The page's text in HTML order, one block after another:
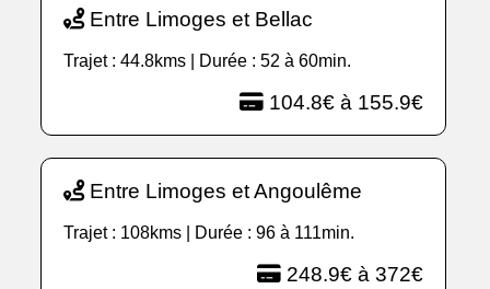
Entre Limoges et Bellac
Trajet : 44.8kms | Durée : 52 à 60min.
104.8€ à 155.9€
Entre Limoges et Angoulême
Trajet : 108kms | Durée : 96 à 111min.
248.9€ à 372€